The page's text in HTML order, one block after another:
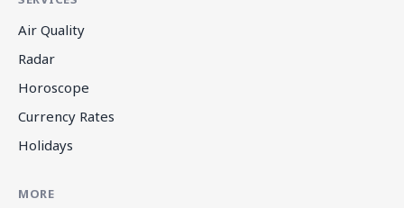
Air Quality
Radar
Horoscope
Currency Rates
Holidays
MORE